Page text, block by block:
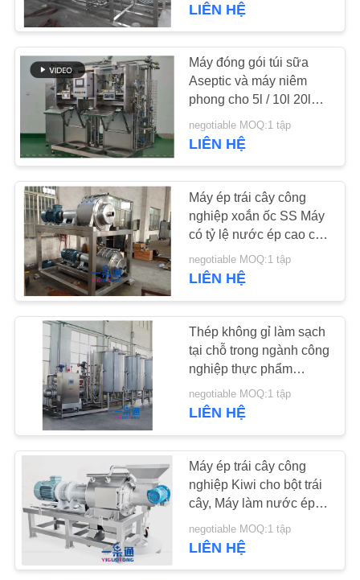
KIỂM
SOÁT
CHẤT
LƯỢNG
LIÊN
HỆ
CHÚNG
TÔI
TIN
TỨC
CÁC
TRƯỜNG
HỢP
SƠ
ĐỒ
TRANG
WEB
Máy khử trùng
Máy tiệt trùng UHT
Hệ thống rửa CIP
39
Giải pháp dự án
chìa khóa trao tay
197
LIÊN HỆ
Máy đóng gói túi sữa
Aseptic và máy niêm
phong cho 5l / 10l 20l
30l 50l 100l 220l
negotiable MOQ:1 tập
LIÊN HỆ
Máy ép trái cây công
nghiệp xoắn ốc SS Máy
có tỷ lệ nước ép cao cho
cà chua / gừng
negotiable MOQ:1 tập
LIÊN HỆ
Thép không gỉ làm sạch
tại chỗ trong ngành công
nghiệp thực phẩm
chứng nhận CE, thiết bị
làm sạch nước
negotiable MOQ:1 tập
LIÊN HỆ
Máy ép trái cây công
nghiệp Kiwi cho bột trái
cây, Máy làm nước ép
negotiable MOQ:1 tập
LIÊN HỆ